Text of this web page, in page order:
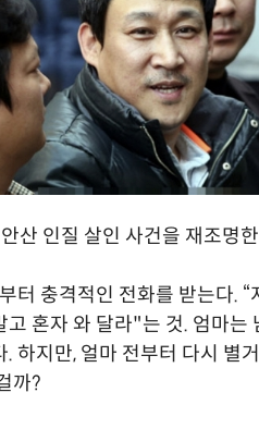
산 인질 살인 사건을 재조명
충격적인 전화를 받는다. “
혼자 와 달라"는 것. 엄마는
하지만, 얼마 전부터 다시 별
까?